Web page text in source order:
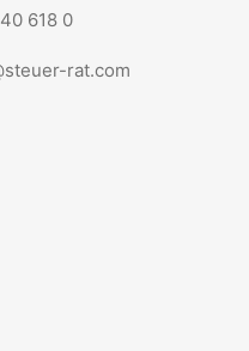
618 0
rat.com